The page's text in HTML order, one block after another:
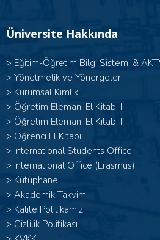
Üniversite Hakkında
> Eğitim-Öğretim Bilgi Sistemi &
> Yönetmelik ve Yönergeler
> Kurumsal Kimlik
> Öğretim Elemanı El Kitabı I
> Öğretim Elemanı El Kitabı II
> Öğrenci El Kitabı
> International Students Office
> International Office (Erasmus)
> Kütüphane
> Akademik Takvim
> Kalite Politikamız
> Gizlilik Politikası